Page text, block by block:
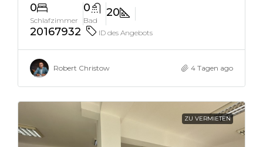
0
Schlafzimmer
0
Bad
20
20167932
ID des Angebots
Robert Christow 4 Tagen ago
ZU VERMIETEN